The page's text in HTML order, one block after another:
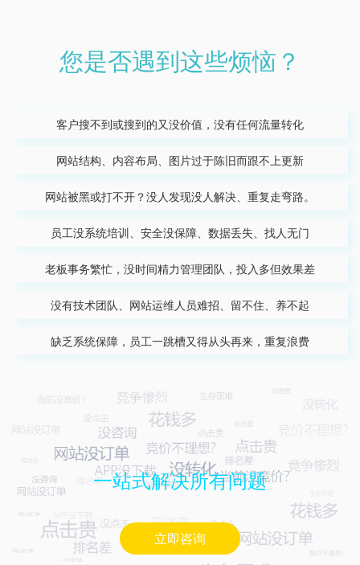
您是否遇到这些烦恼？
客户搜不到或搜到的又没价值，没有任何流量转化
网站结构、内容布局、图片过于陈旧而跟不上更新
网站被黑或打不开？没人发现没人解决、重复走弯路。
员工没系统培训、安全没保障、数据丢失、找人无门
老板事务繁忙，没时间精力管理团队，投入多但效果差
没有技术团队、网站运维人员难招、留不住、养不起
缺乏系统保障，员工一跳槽又得从头再来，重复浪费
一站式解决所有问题
立即咨询